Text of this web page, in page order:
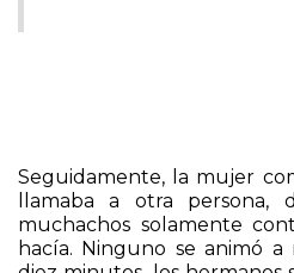
Seguidamente, la mujer
llamaba a otra persona,
muchachos solamente